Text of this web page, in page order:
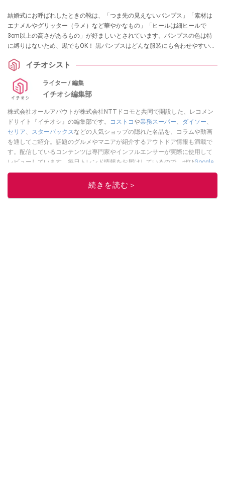
結婚式にお呼ばれしたときの靴は、「つま先の見えないパンプス」「素材は
エナメルやグリッター（ラメ）など華やかなもの」「ヒールは細ヒールで
3cm以上の高さがあるもの」が好ましいとされています。パンプスの色は特
に縛りはないため、黒でもOK！ 黒パンプスはどんな服装にも合わせやすいの
介します。イチオシスト
ライター / 編集
イチオシ編集部
株式会社オールアバウトが株式会社NTTドコモと共同で開設した、レコメン
ドサイト『イチオシ』の編集部です。
コストコや業務スーパー、 ダイソー、
セリア、 スターバックスなどの人気ショップの隠れた名品を、コラムや動画
を通してご紹介。話題のグルメやマニアが紹介するアウトドア情報も満載で
す。配信しているコンテンツは専門家やインフルエンサーが実際に使用して
レビューしています。毎日トレンド情報をお届けしているので、ぜひGoogle
ニュースでフォローしてください！
このイチオシストの他の記事を読む
続きを読む＞